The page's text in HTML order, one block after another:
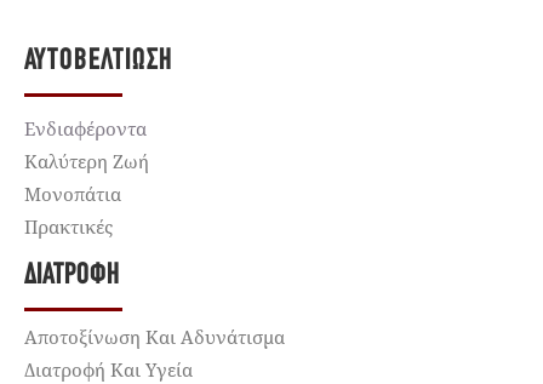
ΑΥΤΟΒΕΛΤΊΩΣΗ
Ενδιαφέροντα
Καλύτερη Ζωή
Μονοπάτια
Πρακτικές
ΔΙΑΤΡΟΦΉ
Αποτοξίνωση Και Αδυνάτισμα
Διατροφή Και Υγεία